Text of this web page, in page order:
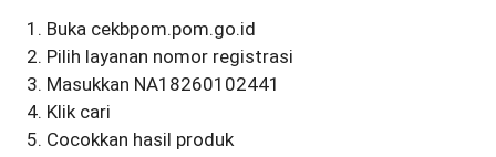
Buka cekbpom.pom.go.id
Pilih layanan nomor registrasi
Masukkan NA18260102441
Klik cari
Cocokkan hasil produk